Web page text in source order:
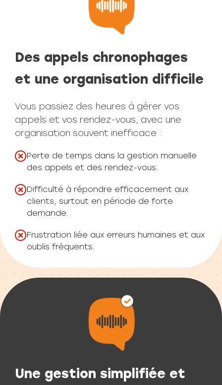
Des appels chronophages
et une organisation difficile
Vous passiez des heures à gérer vos
appels et vos rendez-vous, avec une
organisation souvent inefficace :
Perte de temps dans la gestion manuelle
des appels et des rendez-vous.
Difficulté à répondre efficacement aux
clients, surtout en période de forte
demande.
Frustration liée aux erreurs humaines et aux
oublis fréquents.
Une gestion simplifiée et